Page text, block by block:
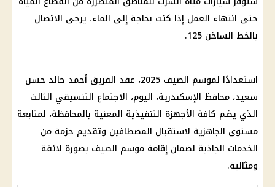
حتى انتهاء العمل إذا كنت بحاجة إلى الماء، يرجى الاتصال
بالخط الساخن 125.
استعدادًا لموسم الصيف 2025، عقد الفريق أحمد خالد حسن
سعيد، محافظ الإسكندرية، اليوم، الاجتماع التنسيقي الثالث
الذي يضم كافة الأجهزة التنفيذية المعنية بالمحافظة، لمتابعة
مستوى الجاهزية لاستقبال المصطافين وتقديم حزمة من
الخدمات الجاذبة لضمان إقامة موسم الصيف بصورة لائقة
ومثالية.